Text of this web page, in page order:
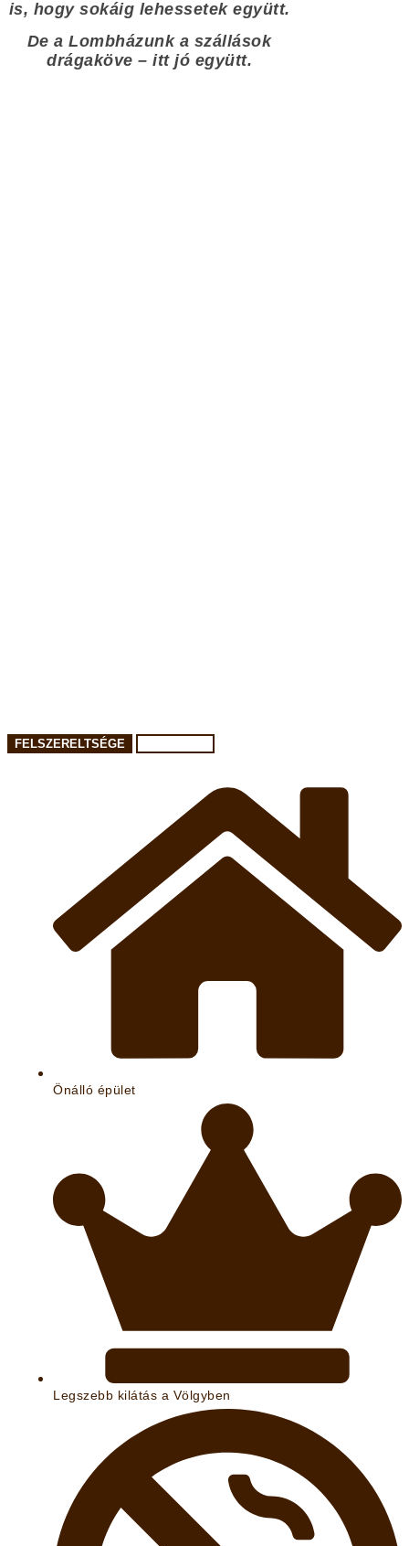
is, hogy sokáig lehessetek együtt.
De a Lombházunk a szállások
drágaköve – itt jó együtt.
FELSZERELTSÉGE
Önálló épület
Legszebb kilátás a Völgyben